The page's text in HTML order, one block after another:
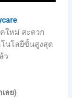
ใหม่ สะดวก
นโลยีขั้นสูงสุด
ว
ลย)